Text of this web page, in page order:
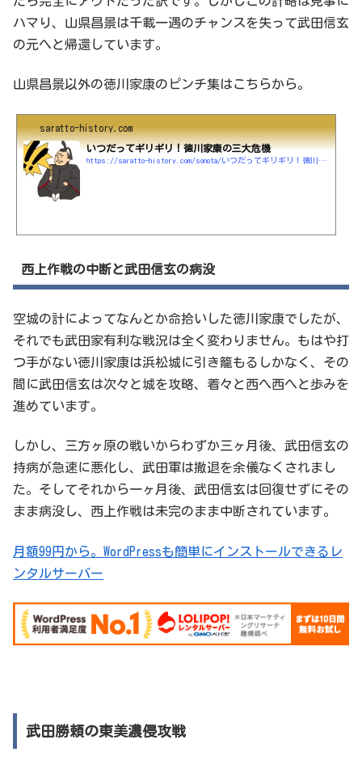
ハマり、山県昌景は千載一遇のチャンスを失って武田信玄
の元へと帰還しています。
山県昌景以外の徳川家康のピンチ集はこちらから。
saratto-history.com
いつだってギリギリ！徳川家康の三大危機
https://saratto-history.com/sonota/いつだってギリギリ！徳川家康の三大危機
西上作戦の中断と武田信玄の病没
空城の計によってなんとか命拾いした徳川家康でしたが、
それでも武田家有利な戦況は全く変わりません。もはや打
つ手がない徳川家康は浜松城に引き籠もるしかなく、その
間に武田信玄は次々と城を攻略、着々と西へ西へと歩みを
進めています。
しかし、三方ヶ原の戦いからわずか三ヶ月後、武田信玄の
持病が急速に悪化し、武田軍は撤退を余儀なくされまし
た。そしてそれから一ヶ月後、武田信玄は回復せずにその
まま病没し、西上作戦は未完のまま中断されています。
月額99円から。WordPressも簡単にインストールできるレ
ンタルサーバー
武田勝頼の東美濃侵攻戦